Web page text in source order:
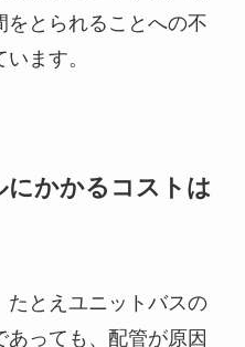
とられることへの不
ます。
にかかるコストは
たとえユニットバスの
っても、配管が原因